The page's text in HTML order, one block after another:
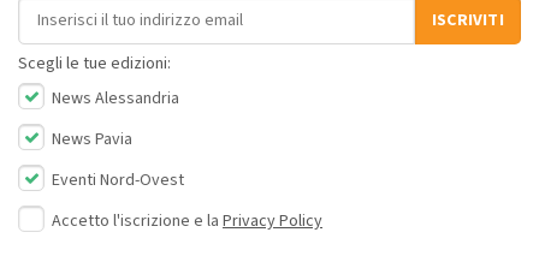
Indirizzo email
ISCRIVITI
Scegli le tue edizioni:
News Alessandria
News Pavia
Eventi Nord-Ovest
Accetto l'iscrizione e la Privacy Policy